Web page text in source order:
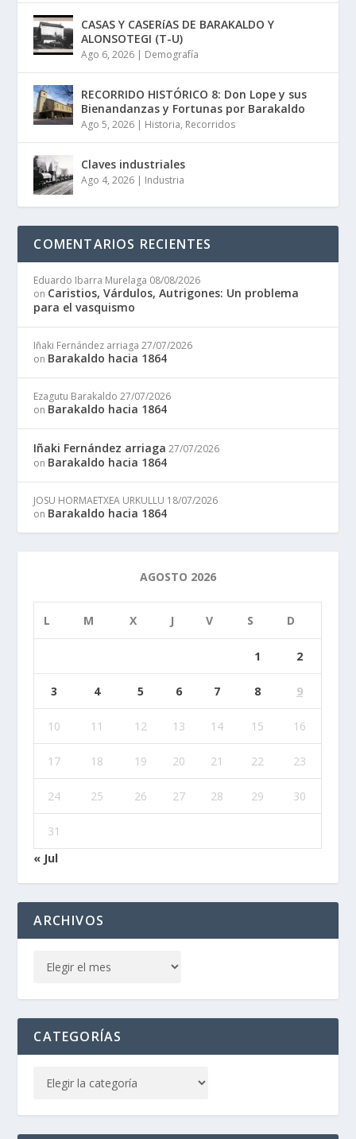
CASAS Y CASERíAS DE BARAKALDO Y
ALONSOTEGI (T-U)
Ago 6, 2026 | Demografía
RECORRIDO HISTÓRICO 8: Don Lope y sus
Bienandanzas y Fortunas por Barakaldo
Ago 5, 2026 | Historia, Recorridos
Claves industriales
Ago 4, 2026 | Industria
COMENTARIOS RECIENTES
Eduardo Ibarra Murelaga 08/08/2026
on Caristios, Várdulos, Autrigones: Un problema
para el vasquismo
Iñaki Fernández arriaga 27/07/2026
on Barakaldo hacia 1864
Ezagutu Barakaldo 27/07/2026
on Barakaldo hacia 1864
Iñaki Fernández arriaga 27/07/2026
on Barakaldo hacia 1864
JOSU HORMAETXEA URKULLU 18/07/2026
on Barakaldo hacia 1864
AGOSTO 2026
L M X J V S D
1 2
3 4 5 6 7 8 9
10 11 12 13 14 15 16
17 18 19 20 21 22 23
24 25 26 27 28 29 30
31
« Jul
ARCHIVOS
CATEGORÍAS